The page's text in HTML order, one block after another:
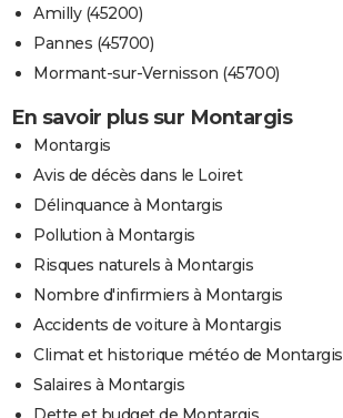
Amilly (45200)
Pannes (45700)
Mormant-sur-Vernisson (45700)
En savoir plus sur Montargis
Montargis
Avis de décès dans le Loiret
Délinquance à Montargis
Pollution à Montargis
Risques naturels à Montargis
Nombre d'infirmiers à Montargis
Accidents de voiture à Montargis
Climat et historique météo de Montargis
Salaires à Montargis